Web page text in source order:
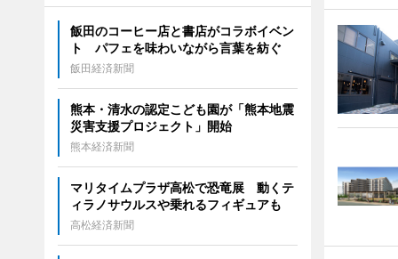
飯田のコーヒー店と書店がコラボイベン
ト パフェを味わいながら言葉を紡ぐ
飯田経済新聞
熊本・清水の認定こども園が「熊本地震
災害支援プロジェクト」開始
熊本経済新聞
マリタイムプラザ高松で恐竜展 動くテ
ィラノサウルスや乗れるフィギュアも
高松経済新聞